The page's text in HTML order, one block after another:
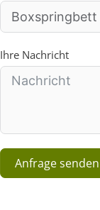
Ihre Nachricht
Anfrage senden